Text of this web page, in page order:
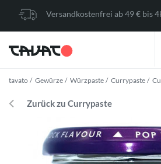
Versandkostenfrei ab 49 € bis
tavato Gewürze Würzpaste Currypaste
Zurück zu Currypaste